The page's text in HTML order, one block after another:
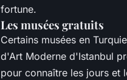
fortune.
Les musées gratuits
Certains musées en
d'Art Moderne d'Istanbul
pour connaître les jours et